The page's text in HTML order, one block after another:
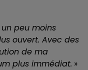
peu moins
ouvert. Avec des
de ma
plus immédiat. »